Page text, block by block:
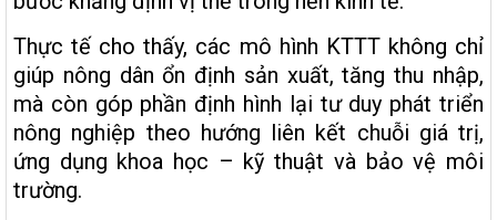
Thực tế cho thấy, các mô hình KTTT không chỉ
giúp nông dân ổn định sản xuất, tăng thu nhập,
mà còn góp phần định hình lại tư duy phát triển
nông nghiệp theo hướng liên kết chuỗi giá trị,
ứng dụng khoa học – kỹ thuật và bảo vệ môi
trường.